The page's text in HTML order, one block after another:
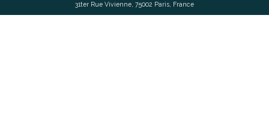
31ter Rue Vivienne, 75002 Paris, France